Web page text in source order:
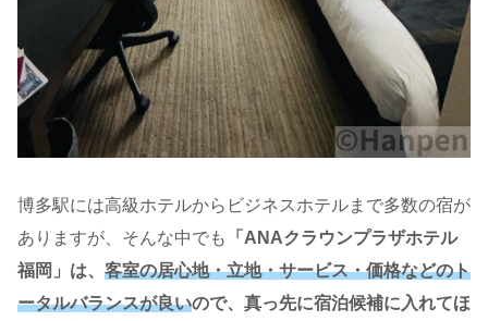
博多駅には高級ホテルからビジネスホテルまで多数の宿が
ありますが、そんな中でも
「ANAクラウンプラザホテル
福岡」は、 客室の居心地・立地・サービス・価格などのト
ータルバランスが良いので、真っ先に宿泊候補に入れてほ